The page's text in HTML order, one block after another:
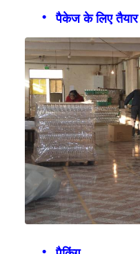
पैकेज के लिए तैयार